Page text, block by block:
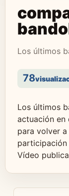
Los últimos
78
Los últimos
actuación en
para volver
participación
Vídeo